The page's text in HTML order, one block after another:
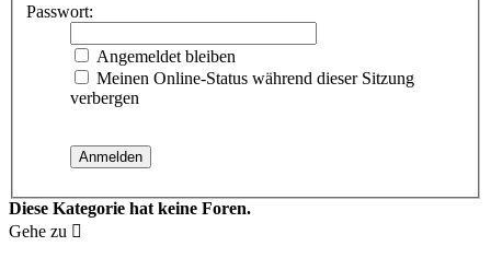
Passwort:
Angemeldet bleiben
Meinen Online-Status während dieser Sitzung
verbergen
Diese Kategorie hat keine Foren.
Gehe zu